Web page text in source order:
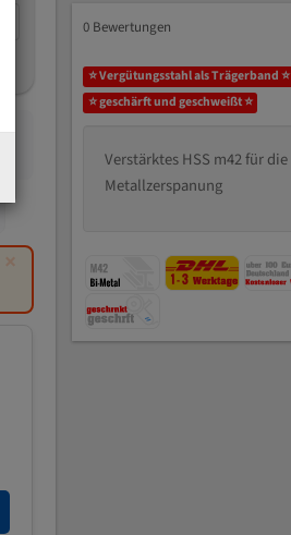
×
0 Bewertungen
⭐ Vergütungsstahl als Trägerband ⭐
⭐ geschärft und geschweißt ⭐
Verstärktes HSS m42 für die
Metallzerspanung